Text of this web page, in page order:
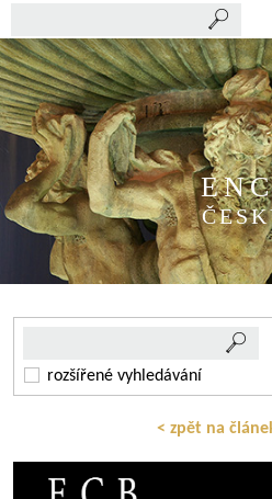
rozšířené vyhledávání
< zpět na